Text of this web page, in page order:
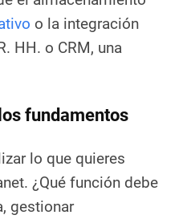
o la integración
HH. o CRM, una
fundamentos
lo que quieres
¿Qué función debe
gestionar